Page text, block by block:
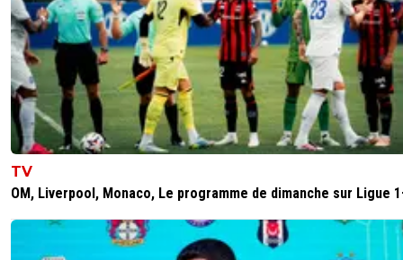
sergio33 13 mai 2026 à 14:23 +1611
Lire... ce n'est pas difficile... si ? ^^
0+ Répondre
miktos 13 mai 2026 à 17:54 102
comment tu casses les couilles toi avec Textor!
1+ Répondre
sergio33 13 mai 2026 à 19:20 1611
Tu vois bien que toi et tes potes... vous êtes
TV
OM, Liverpool, Monaco, Le programme de dimanche sur Ligue